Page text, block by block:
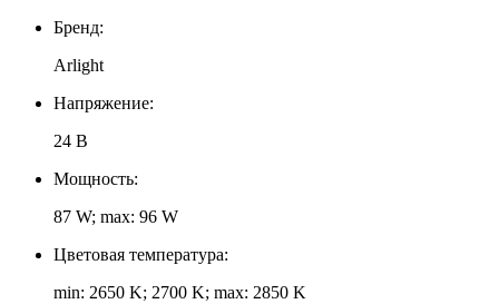
Бренд:
Arlight
Напряжение:
24 В
Мощность:
87 W; max: 96 W
Цветовая температура:
min: 2650 K; 2700 K; max: 2850 K